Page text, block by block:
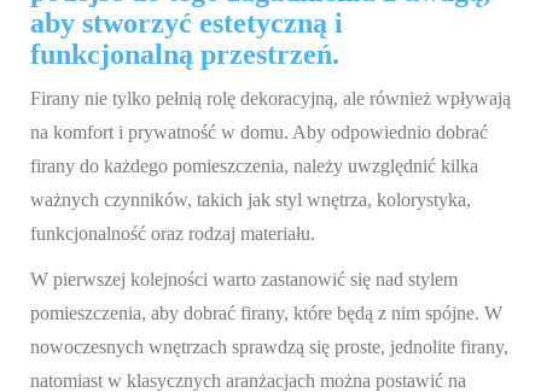
aby stworzyć estetyczną i
funkcjonalną przestrzeń.
Firany nie tylko pełnią rolę dekoracyjną, ale również wpływają
na komfort i prywatność w domu. Aby odpowiednio dobrać
firany do każdego pomieszczenia, należy uwzględnić kilka
ważnych czynników, takich jak styl wnętrza, kolorystyka,
funkcjonalność oraz rodzaj materiału.
W pierwszej kolejności warto zastanowić się nad stylem
pomieszczenia, aby dobrać firany, które będą z nim spójne. W
nowoczesnych wnętrzach sprawdzą się proste, jednolite firany,
natomiast w klasycznych aranżacjach można postawić na